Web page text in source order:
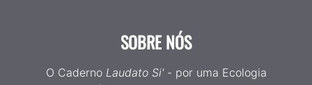
SOBRE NÓS
O Caderno Laudato Si'- por uma Ecologia